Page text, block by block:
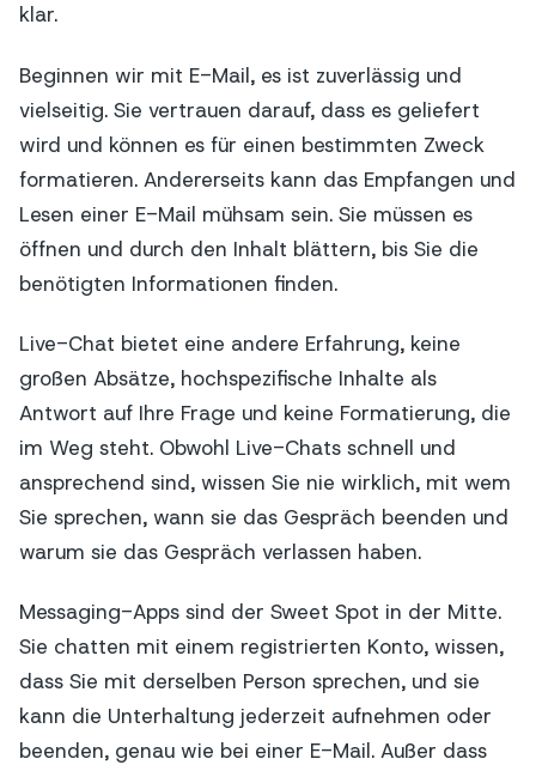
klar.
Beginnen wir mit E-Mail, es ist zuverlässig und
vielseitig. Sie vertrauen darauf, dass es geliefert
wird und können es für einen bestimmten Zweck
formatieren. Andererseits kann das Empfangen und
Lesen einer E-Mail mühsam sein. Sie müssen es
öffnen und durch den Inhalt blättern, bis Sie die
benötigten Informationen finden.
Live-Chat bietet eine andere Erfahrung, keine
großen Absätze, hochspezifische Inhalte als
Antwort auf Ihre Frage und keine Formatierung, die
im Weg steht. Obwohl Live-Chats schnell und
ansprechend sind, wissen Sie nie wirklich, mit wem
Sie sprechen, wann sie das Gespräch beenden und
warum sie das Gespräch verlassen haben.
Messaging-Apps sind der Sweet Spot in der Mitte.
Sie chatten mit einem registrierten Konto, wissen,
dass Sie mit derselben Person sprechen, und sie
kann die Unterhaltung jederzeit aufnehmen oder
beenden, genau wie bei einer E-Mail. Außer dass